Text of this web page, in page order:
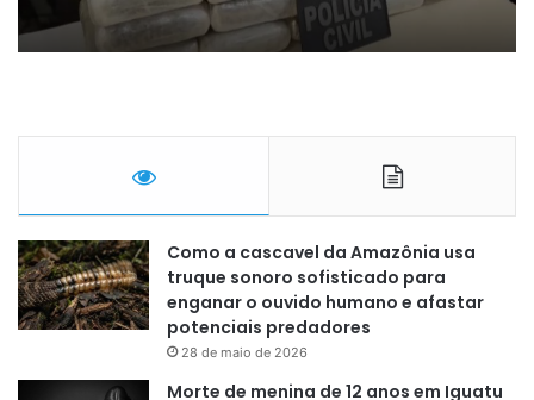
Como a cascavel da Amazônia usa
truque sonoro sofisticado para
enganar o ouvido humano e afastar
potenciais predadores
28 de maio de 2026
Morte de menina de 12 anos em Iguatu